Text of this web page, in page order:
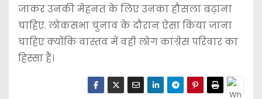
जाकर उनकी मेहनत के लिए उनका हौसला बढ़ाना
चाहिए. लोकसभा चुनाव के दौरान ऐसा किया जाना
चाहिए क्योंकि वास्तव में वही लोग कांग्रेस परिवार का
हिस्सा हैं।